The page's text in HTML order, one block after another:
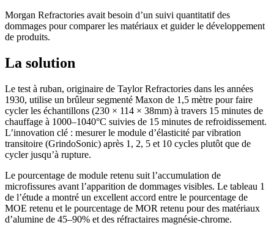
Morgan Refractories avait besoin d’un suivi quantitatif des
dommages pour comparer les matériaux et guider le développement
de produits.
La solution
Le test à ruban, originaire de Taylor Refractories dans les années
1930, utilise un brûleur segmenté Maxon de 1,5 mètre pour faire
cycler les échantillons (230 × 114 × 38mm) à travers 15 minutes de
chauffage à 1000–1040°C suivies de 15 minutes de refroidissement.
L’innovation clé : mesurer le module d’élasticité par vibration
transitoire (GrindoSonic) après 1, 2, 5 et 10 cycles plutôt que de
cycler jusqu’à rupture.
Le pourcentage de module retenu suit l’accumulation de
microfissures avant l’apparition de dommages visibles. Le tableau 1
de l’étude a montré un excellent accord entre le pourcentage de
MOE retenu et le pourcentage de MOR retenu pour des matériaux
d’alumine de 45–90% et des réfractaires magnésie-chrome.